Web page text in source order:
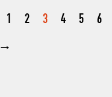
1 2 3 4 5 6
→